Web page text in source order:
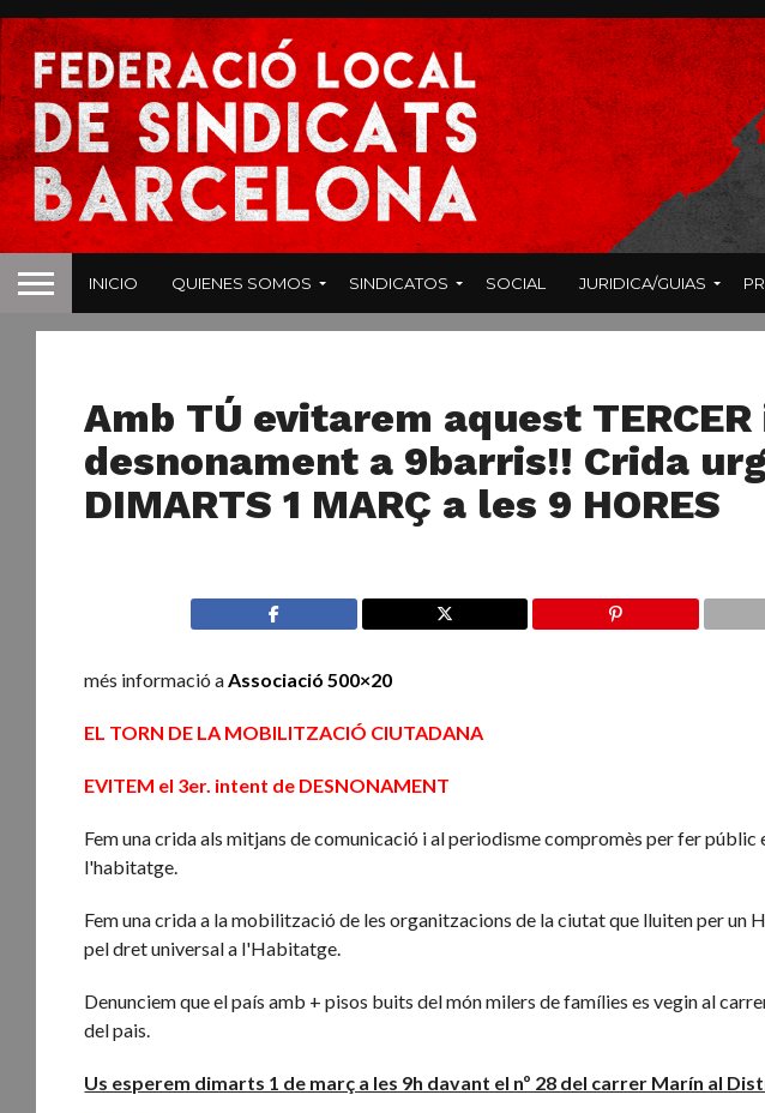
INICIO QUIENES SOMOS SINDICATOS SOCIAL JURIDICA/GUIAS
Amb TÚ evitarem aquest
desnonament a 9barris!! Crida
DIMARTS 1 MARÇ a les 9 HORES
més informació aAssociació 500×20
EL TORN DE LA MOBILITZACIÓ CIUTADANA
EVITEM el 3er. intent de DESNONAMENT
Fem una crida als mitjans de comunicació i al periodisme compromès per fer públic
l'habitatge.
Fem una crida a la mobilització de les organitzacions de la ciutat que lluiten per un
pel dret universal a l'Habitatge.
Denunciem que el país amb + pisos buits del món milers de famílies es vegin al
del pais.
Us esperem dimarts 1 de març a les 9h davant el nº 28 del carrer Marín al